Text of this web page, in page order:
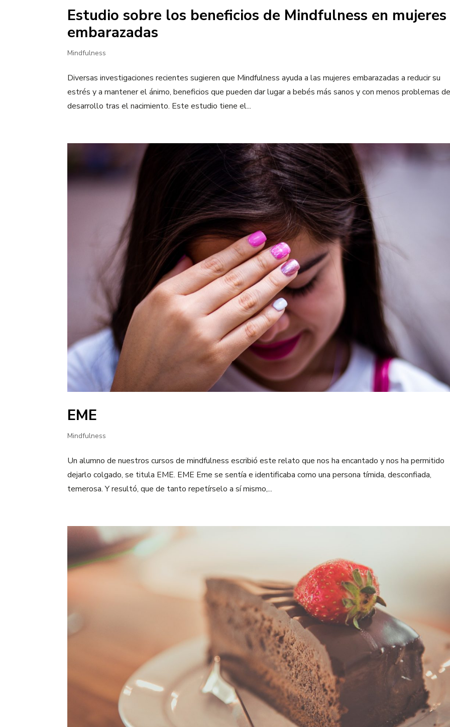
Estudio sobre los beneficios de Mindfulness en mujeres
embarazadas
Mindfulness
Diversas investigaciones recientes sugieren que Mindfulness ayuda a las mujeres embarazadas a reducir su
estrés y a mantener el ánimo, beneficios que pueden dar lugar a bebés más sanos y con menos problemas
desarrollo tras el nacimiento. Este estudio tiene el...
EME
Mindfulness
Un alumno de nuestros cursos de mindfulness escribió este relato que nos ha encantado y nos ha permitido
dejarlo colgado, se titula EME. EME Eme se sentía e identificaba como una persona tímida, desconfiada,
temerosa. Y resultó, que de tanto repetírselo a sí mismo,...